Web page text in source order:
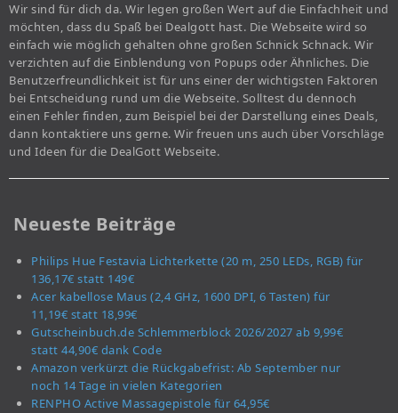
Wir sind für dich da. Wir legen großen Wert auf die Einfachheit und
möchten, dass du Spaß bei Dealgott hast. Die Webseite wird so
einfach wie möglich gehalten ohne großen Schnick Schnack. Wir
verzichten auf die Einblendung von Popups oder Ähnliches. Die
Benutzerfreundlichkeit ist für uns einer der wichtigsten Faktoren
bei Entscheidung rund um die Webseite. Solltest du dennoch
einen Fehler finden, zum Beispiel bei der Darstellung eines Deals,
dann kontaktiere uns gerne. Wir freuen uns auch über Vorschläge
und Ideen für die DealGott Webseite.
Neueste Beiträge
Philips Hue Festavia Lichterkette (20 m, 250 LEDs, RGB) für
136,17€ statt 149€
Acer kabellose Maus (2,4 GHz, 1600 DPI, 6 Tasten) für
11,19€ statt 18,99€
Gutscheinbuch.de Schlemmerblock 2026/2027 ab 9,99€
statt 44,90€ dank Code
Amazon verkürzt die Rückgabefrist: Ab September nur
noch 14 Tage in vielen Kategorien
RENPHO Active Massagepistole für 64,95€